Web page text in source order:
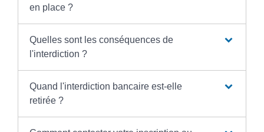
en place ?
Quelles sont les conséquences de
l'interdiction ?
Quand l'interdiction bancaire est-elle
retirée ?